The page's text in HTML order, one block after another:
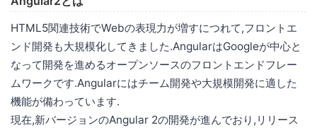
HTML5関連技術でWebの表現力が増すにつれて,フロントエ
ンド開発も大規模化してきました.AngularはGoogleが中心と
なって開発を進めるオープンソースのフロントエンドフレー
ムワークです.Angularにはチーム開発や大規模開発に適した
機能が備わっています.
現在,新バージョンのAngular 2の開発が進んでおり,リリース